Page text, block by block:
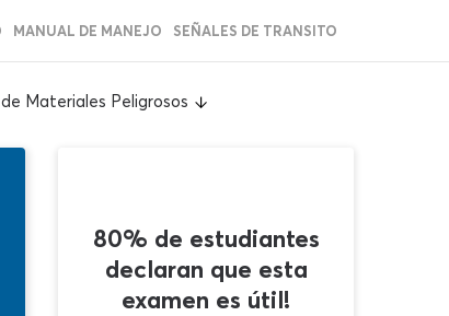
MANUAL DE MANEJO SEÑALES DE TRANSITO
Materiales Peligrosos
80% de estudiantes
declaran que esta
examen es útil!